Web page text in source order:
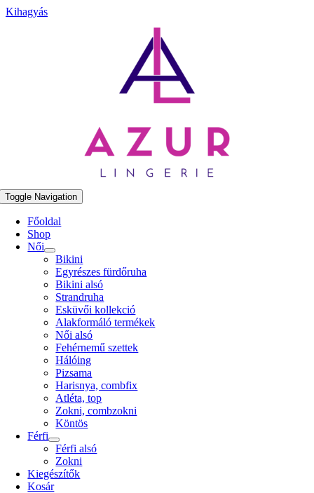
Kihagyás
Toggle Navigation
Főoldal
Shop
Női
Bikini
Egyrészes fürdőruha
Bikini alsó
Strandruha
Esküvői kollekció
Alakformáló termékek
Női alsó
Fehérnemű szettek
Hálóing
Pizsama
Harisnya, combfix
Atléta, top
Zokni, combzokni
Köntös
Férfi
Férfi alsó
Zokni
Kiegészítők
Kosár